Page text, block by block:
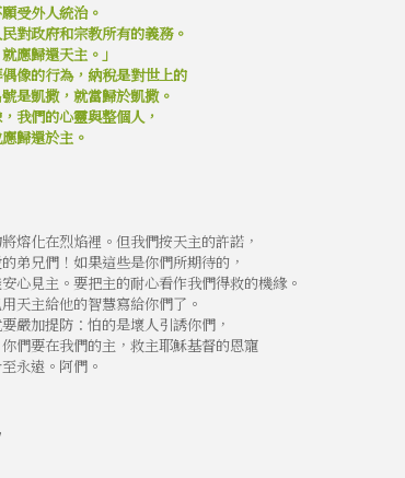
受外人統治。
對政府和宗教所有的義務。
應歸還天主。」
像的行為，納稅是對世上的
是凱撒，就當歸於凱撒。
我們的心靈與整個人，
歸還於主。
熔化在烈焰裡。但我們按天主的許諾，
弟兄們！如果這些是你們所期待的，
心見主。要把主的耐心看作我們得救的機緣。
天主給他的智慧寫給你們了。
嚴加提防：怕的是壞人引誘你們，
們要在我們的主，救主耶穌基督的恩寵
永遠。阿們。